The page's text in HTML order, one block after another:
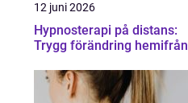
12 juni 2026
Hypnosterapi på distans:
Trygg förändring hemifrån